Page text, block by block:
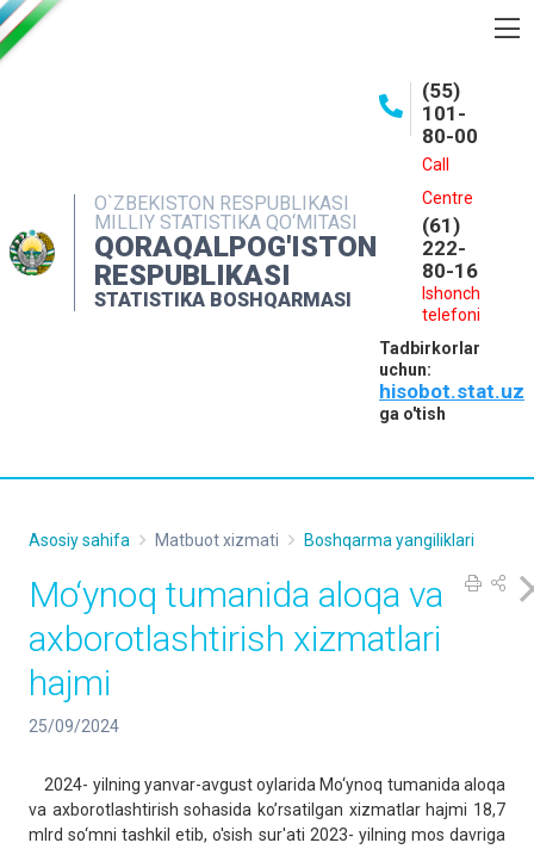
O`ZBEKISTON RESPUBLIKASI
MILLIY STATISTIKA QO‘MITASI
QORAQALPOG'ISTON
RESPUBLIKASI
STATISTIKA BOSHQARMASI
(55)
101-
80-00
Call
Centre
(61)
222-
80-16
Ishonch
telefoni
Tadbirkorlar
uchun:
hisobot.stat.uz
ga o'tish
INTERAKTIV XIZMATLAR
MATBUOT XIZMATI
MUROJAATLAR
Asosiy sahifa Matbuot xizmati Boshqarma yangiliklari
Mo‘ynoq tumanida aloqa va
axborotlashtirish xizmatlari
hajmi
25/09/2024
2024- yilning yanvar-avgust oylarida Mo‘ynoq tumanida aloqa
va axborotlashtirish sohasida ko’rsatilgan xizmatlar hajmi 18,7
mlrd so‘mni tashkil etib, o'sish sur'ati 2023- yilning mos davriga